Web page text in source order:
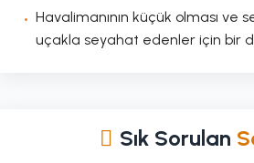
Havalimanının küçük olması ve
uçakla seyahat edenler için bir
Sık Sorulan